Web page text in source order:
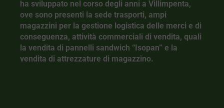
ha sviluppato nel corso degli anni a Villimpenta,
ove sono presenti la sede trasporti, ampi
magazzini per la gestione logistica delle merci e di
conseguenza, attività commerciali di vendita, quali
la vendita di pannelli sandwich “Isopan” e la
vendita di attrezzature di magazzino.